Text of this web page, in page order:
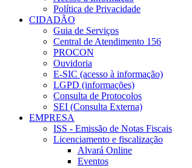
Política de Privacidade
CIDADÃO
Guia de Serviços
Central de Atendimento 156
PROCON
Ouvidoria
E-SIC (acesso à informação)
LGPD (informações)
Consulta de Protocolos
SEI (Consulta Externa)
EMPRESA
ISS - Emissão de Notas Fiscais
Licenciamento e fiscalização
Alvará Online
Eventos